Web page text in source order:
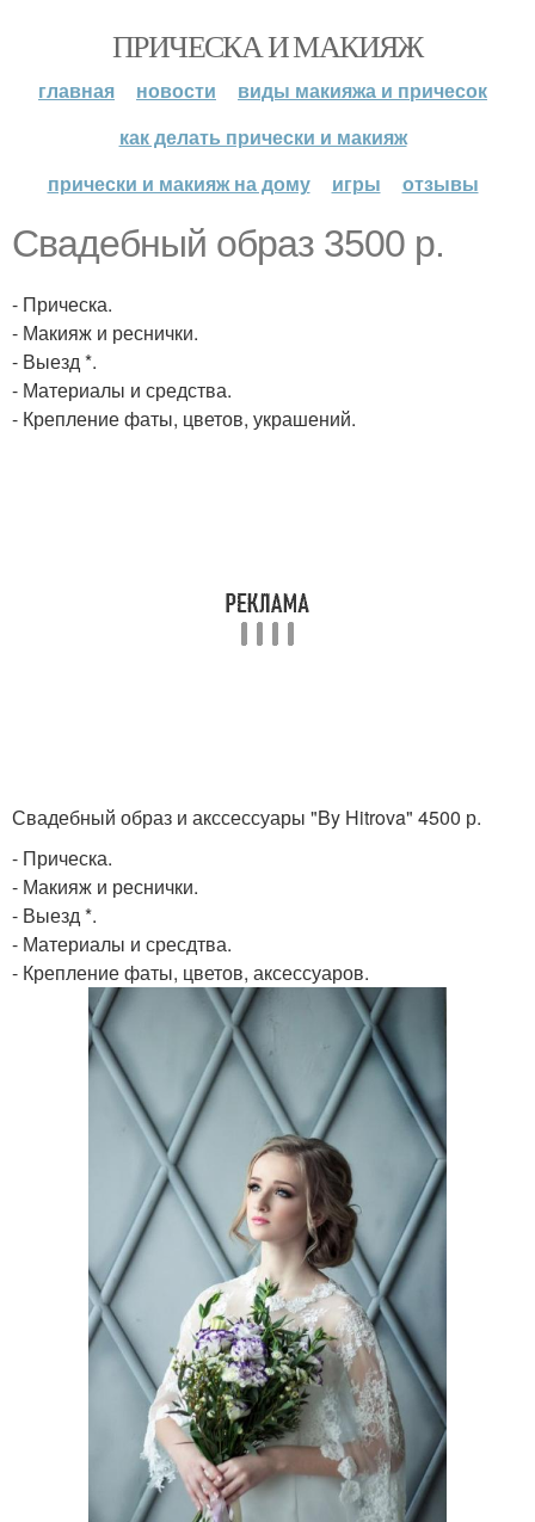
ПРИЧЕСКА И МАКИЯЖ
главная новости
виды макияжа и причесок
как делать прически и макияж
прически и макияж на дому
игры отзывы
Свадебный образ 3500 р.
- Прическа.
- Макияж и реснички.
- Выезд *.
- Материалы и средства.
- Крепление фаты, цветов, украшений.
Свадебный образ и акссессуары "By Hitrova" 4500 р.
- Прическа.
- Макияж и реснички.
- Выезд *.
- Материалы и сресдтва.
- Крепление фаты, цветов, аксессуаров.